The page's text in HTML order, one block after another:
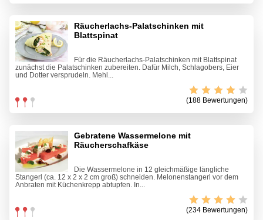
Räucherlachs-Palatschinken mit
Blattspinat
Für die Räucherlachs-Palatschinken mit Blattspinat
zunächst die Palatschinken zubereiten. Dafür Milch, Schlagobers, Eier
und Dotter versprudeln. Mehl...
(188 Bewertungen)
Gebratene Wassermelone mit
Räucherschafkäse
Die Wassermelone in 12 gleichmäßige längliche
Stangerl (ca. 12 x 2 x 2 cm groß) schneiden. Melonenstangerl vor dem
Anbraten mit Küchenkrepp abtupfen. In...
(234 Bewertungen)